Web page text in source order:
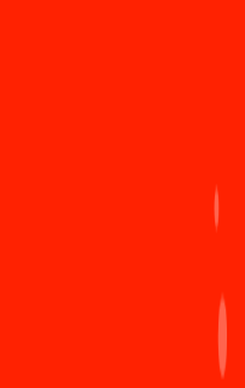
nhân giải thưởng SAA
Bước tiến vững
- “Must-read
trình viên Sun*